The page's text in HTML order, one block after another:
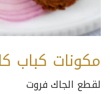
مكونات كباب
لقطع الجاك فروت